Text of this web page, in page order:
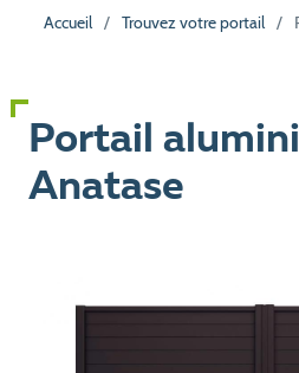
Accueil / Trouvez votre portail /
Portail
Anatase